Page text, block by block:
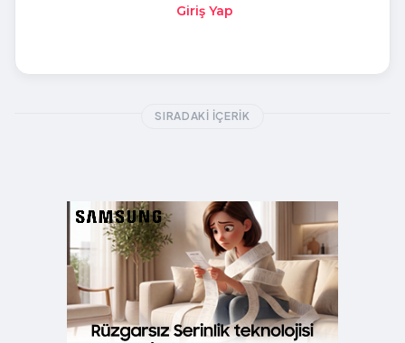
Giriş Yap
SIRADAKI İÇERIK